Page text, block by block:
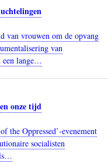
van vrouwen om de opvang
van
een lange…
onze tijd
the Oppressed’-evenement
socialisten